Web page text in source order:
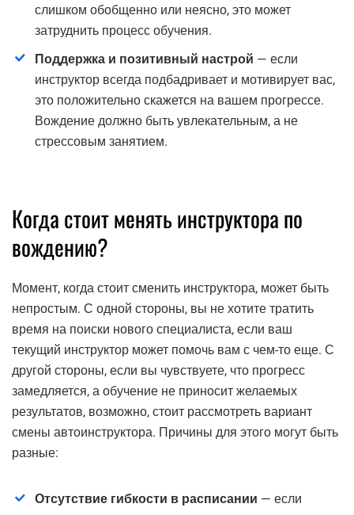
слишком обобщенно или неясно, это может
затруднить процесс обучения.
Поддержка и позитивный настрой — если
инструктор всегда подбадривает и мотивирует вас,
это положительно скажется на вашем прогрессе.
Вождение должно быть увлекательным, а не
стрессовым занятием.
Когда стоит менять инструктора по
вождению?
Момент, когда стоит сменить инструктора, может быть
непростым. С одной стороны, вы не хотите тратить
время на поиски нового специалиста, если ваш
текущий инструктор может помочь вам с чем-то еще. С
другой стороны, если вы чувствуете, что прогресс
замедляется, а обучение не приносит желаемых
результатов, возможно, стоит рассмотреть вариант
смены автоинструктора. Причины для этого могут быть
разные:
Отсутствие гибкости в расписании — если